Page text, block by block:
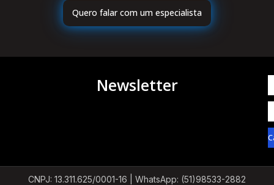
Quero falar com um especialista
Newsletter
CNPJ: 13.311.625/0001-16 | WhatsApp: (51)98533-2882